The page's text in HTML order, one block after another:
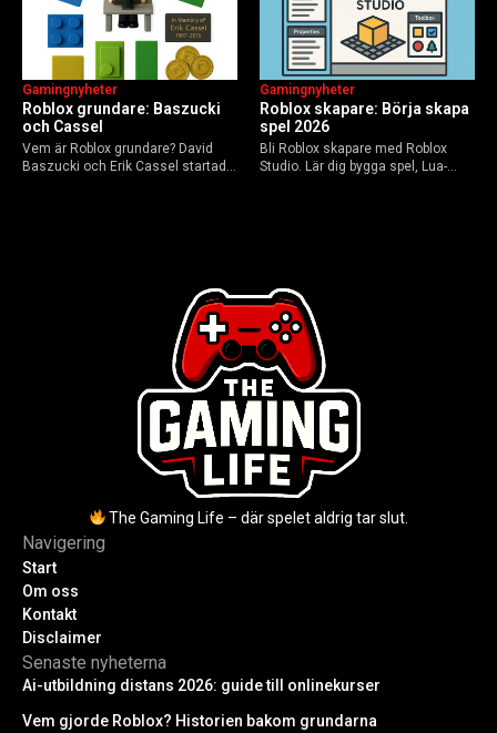
Roblox grundare: Baszucki
och Cassel
Gamingnyheter
Vem är Roblox grundare? David
Baszucki och Erik Cassel startade
Roblox skapare: Börja skapa
spel 2026
Gamingnyheter
Bli Roblox skapare med Roblox
Studio. Lär dig bygga spel, Lua-
The Gaming Life – där spelet aldrig tar slut.
Navigering
Start
Om oss
Kontakt
Disclaimer
Senaste nyheterna
Ai-utbildning distans 2026: guide till onlinekurser
Vem gjorde Roblox? Historien bakom grundarna